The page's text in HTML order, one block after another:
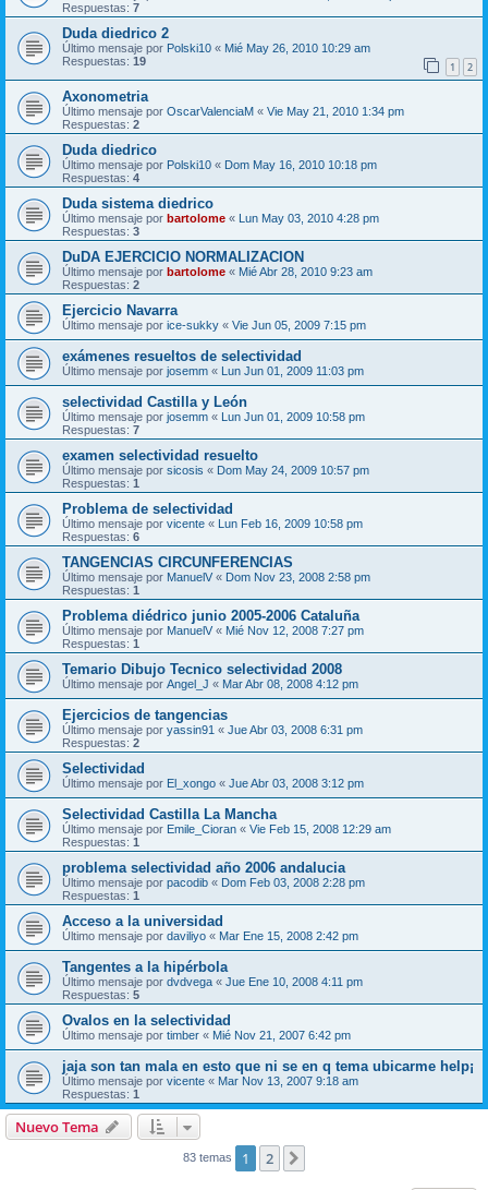
Respuestas: 7
Duda diedrico 2
Último mensaje por Polski10 « Mié May 26, 2010 10:29 am
Respuestas: 19 1 2
Axonometria
Último mensaje por OscarValenciaM « Vie May 21, 2010 1:34 pm
Respuestas: 2
Duda diedrico
Último mensaje por Polski10 « Dom May 16, 2010 10:18 pm
Respuestas: 4
Duda sistema diedrico
Último mensaje por bartolome « Lun May 03, 2010 4:28 pm
Respuestas: 3
DuDA EJERCICIO NORMALIZACION
Último mensaje por bartolome « Mié Abr 28, 2010 9:23 am
Respuestas: 2
Ejercicio Navarra
Último mensaje por ice-sukky « Vie Jun 05, 2009 7:15 pm
exámenes resueltos de selectividad
Último mensaje por josemm « Lun Jun 01, 2009 11:03 pm
selectividad Castilla y León
Último mensaje por josemm « Lun Jun 01, 2009 10:58 pm
Respuestas: 7
examen selectividad resuelto
Último mensaje por sicosis « Dom May 24, 2009 10:57 pm
Respuestas: 1
Problema de selectividad
Último mensaje por vicente « Lun Feb 16, 2009 10:58 pm
Respuestas: 6
TANGENCIAS CIRCUNFERENCIAS
Último mensaje por ManuelV « Dom Nov 23, 2008 2:58 pm
Respuestas: 1
Problema diédrico junio 2005-2006 Cataluña
Último mensaje por ManuelV « Mié Nov 12, 2008 7:27 pm
Respuestas: 1
Temario Dibujo Tecnico selectividad 2008
Último mensaje por Angel_J « Mar Abr 08, 2008 4:12 pm
Ejercicios de tangencias
Último mensaje por yassin91 « Jue Abr 03, 2008 6:31 pm
Respuestas: 2
Selectividad
Último mensaje por El_xongo « Jue Abr 03, 2008 3:12 pm
Selectividad Castilla La Mancha
Último mensaje por Emile_Cioran « Vie Feb 15, 2008 12:29 am
Respuestas: 1
problema selectividad año 2006 andalucia
Último mensaje por pacodib « Dom Feb 03, 2008 2:28 pm
Respuestas: 1
Acceso a la universidad
Último mensaje por daviliyo « Mar Ene 15, 2008 2:42 pm
Tangentes a la hipérbola
Último mensaje por dvdvega « Jue Ene 10, 2008 4:11 pm
Respuestas: 5
Ovalos en la selectividad
Último mensaje por timber « Mié Nov 21, 2007 6:42 pm
jaja son tan mala en esto que ni se en q tema ubicarme help¡
Último mensaje por vicente « Mar Nov 13, 2007 9:18 am
Respuestas: 1
Nuevo Tema
83 temas 1 2